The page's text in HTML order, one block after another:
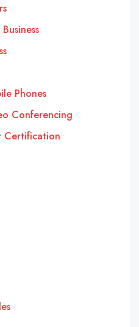
Phones
Conferencing
Certification